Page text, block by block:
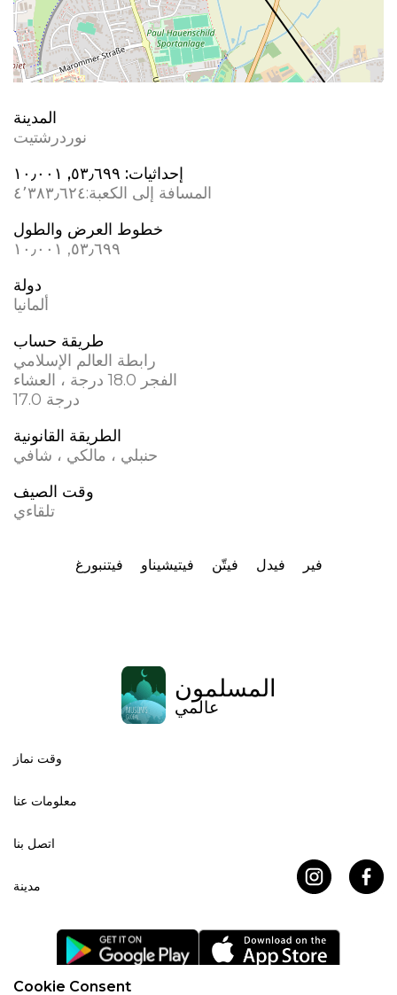
Cookie Consent
المدينة
نوردرشتيت
إحداثيات: ٥٣٫٦٩٩, ١٠٫٠٠١
المسافة إلى الكعبة:٤٬٣٨٣٫٦٢٤
خطوط العرض والطول
٥٣٫٦٩٩, ١٠٫٠٠١
دولة
ألمانيا
طريقة حساب
رابطة العالم الإسلامي
الفجر 18.0 درجة ، العشاء
17.0 درجة
الطريقة القانونية
حنبلي ، مالكي ، شافي
وقت الصيف
تلقاءي
فيتنبورغ فيتيشيناو فيتّن فيدل فير
المسلمون
عالمي
وقت نماز
معلومات عنا
اتصل بنا
مدينة